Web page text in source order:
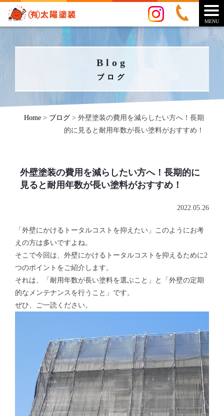
MENU
Blog
ブログ
Home > ブログ > 外壁塗装の費用を減らしたい方へ！長期
的に見ると耐用年数が長い塗料がおすすめ！
外壁塗装の費用を減らしたい方へ！長期的に
見ると耐用年数が長い塗料がおすすめ！
2022.05.26
「外壁にかけるトータルコストを抑えたい」このようにお考
えの方は多いですよね。
そこで今回は、外壁にかけるトータルコストを抑えるために2
つのポイントをご紹介します。
それは、「耐用年数が長い塗料を選ぶこと」と「外壁の定期
的なメンテナンスを行うこと」です。
ぜひ、ご一読ください。